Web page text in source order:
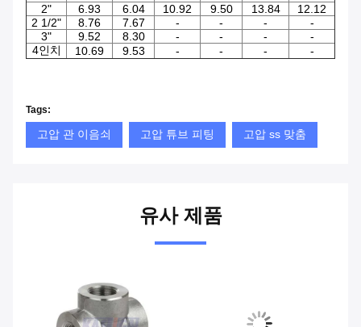
2"
6.93 6.04 10.92 9.50 13.84
12.12
2 1/2"
8.76 7.67 - - -
-
3"
9.52 8.30 - - -
-
4인치
10.69 9.53 - - - -
Tags:
고압 관 이음쇠 고압 튜브 피팅 고압 ss 맞춤
유사 제품